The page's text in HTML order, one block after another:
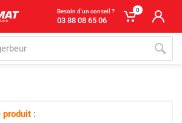
Besoin d'un conseil ?
03 88 08 65 06
0
produit :